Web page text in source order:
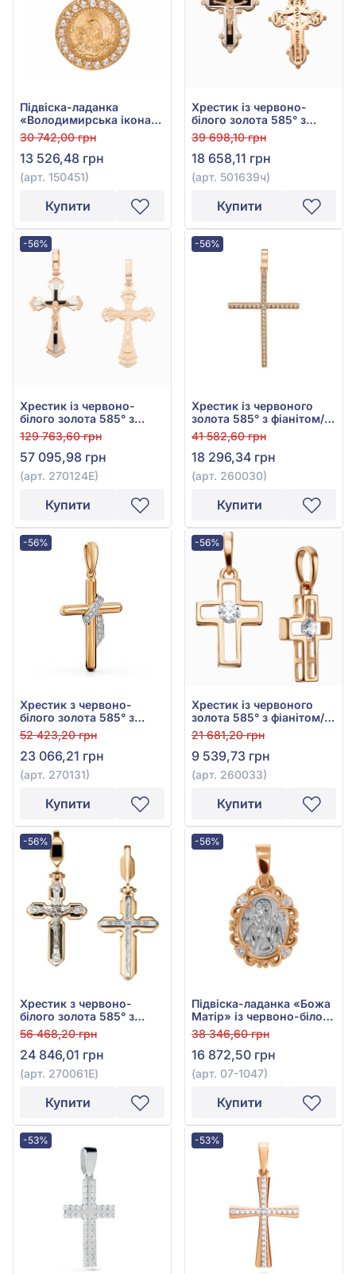
Підвіска-ладанка
«Володимирська ікона
Божої Матері» з
червоного золота 585° з
фіанітом/куб.цирконієм,
арт. 150451
30 742,00 грн
13 526,48 грн
(арт. 150451)
Купити
Хрестик із червоно-
білого золота 585° з
чорною емаллю та
фіанітом/куб.цирконієм,
арт. 501639ч
39 698,10 грн
18 658,11 грн
(арт. 501639ч)
Купити
-56%
Хрестик із червоно-
білого золота 585° з
чорною емаллю та
фіанітом/куб.цирконієм,
арт. 270124Е
129 763,60 грн
57 095,98 грн
(арт. 270124Е)
Купити
-56%
Хрестик із червоного
золота 585° з фіанітом/
куб.цирконієм, арт.
260030
41 582,60 грн
18 296,34 грн
(арт. 260030)
Купити
-56%
Хрестик з червоно-
білого золота 585° з
фіанітом/куб.цирконієм,
арт. 270131
52 423,20 грн
23 066,21 грн
(арт. 270131)
Купити
-56%
Хрестик із червоного
золота 585° з фіанітом/
куб.цирконієм, арт.
260033
21 681,20 грн
9 539,73 грн
(арт. 260033)
Купити
-56%
Хрестик з червоно-
білого золота 585° з
чорною емаллю та
фіанітом/куб.цирконієм,
арт. 270061E
56 468,20 грн
24 846,01 грн
(арт. 270061E)
Купити
-56%
Підвіска-ладанка «Божа
Матір» із червоно-білого
золота 585° з фіанітом/
куб.цирконієм, арт. 07-
1047
38 346,60 грн
16 872,50 грн
(арт. 07-1047)
Купити
-53% -53%